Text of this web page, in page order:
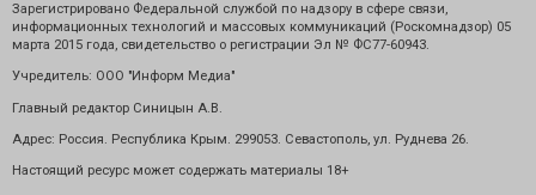
Зарегистрировано Федеральной службой по надзору в сфере связи,
информационных технологий и массовых коммуникаций (Роскомнадзор) 05
марта 2015 года, свидетельство о регистрации Эл № ФС77-60943.
Учредитель: ООО "Информ Медиа"
Главный редактор Синицын А.В.
Адрес: Россия. Республика Крым. 299053. Севастополь, ул. Руднева 26.
Настоящий ресурс может содержать материалы 18+